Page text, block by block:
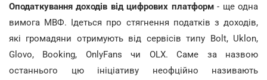
Оподаткування доходів від цифрових платформ- ще одна
вимога МВФ. Ідеться про стягнення податків з доходів,
які громадяни отримують від сервісів типу Bolt, Uklon,
Glovo, Booking, OnlyFans чи OLX. Саме за назвою
останнього цю ініціативу неофційно називають